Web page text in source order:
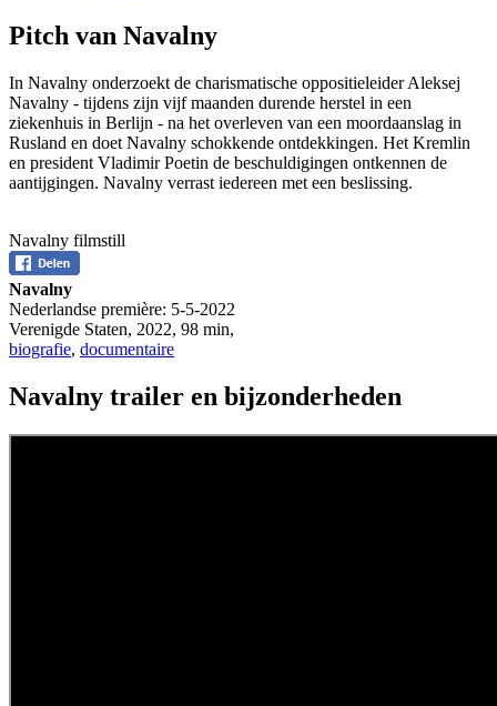
Pitch van Navalny
In Navalny onderzoekt de charismatische oppositieleider Aleksej
Navalny - tijdens zijn vijf maanden durende herstel in een
ziekenhuis in Berlijn - na het overleven van een moordaanslag in
Rusland en doet Navalny schokkende ontdekkingen. Het Kremlin
en president Vladimir Poetin de beschuldigingen ontkennen de
aantijgingen. Navalny verrast iedereen met een beslissing.
Navalny filmstill
Navalny
Nederlandse première: 5-5-2022
Verenigde Staten, 2022, 98 min,
biografie, documentaire
Navalny trailer en bijzonderheden